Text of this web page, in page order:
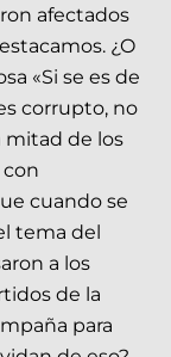
afectados
¿O
«Si se es de
corrupto, no
mitad de los
cuando se
tema del
a los
de la
para